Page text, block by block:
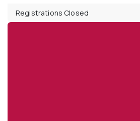
Registrations Closed